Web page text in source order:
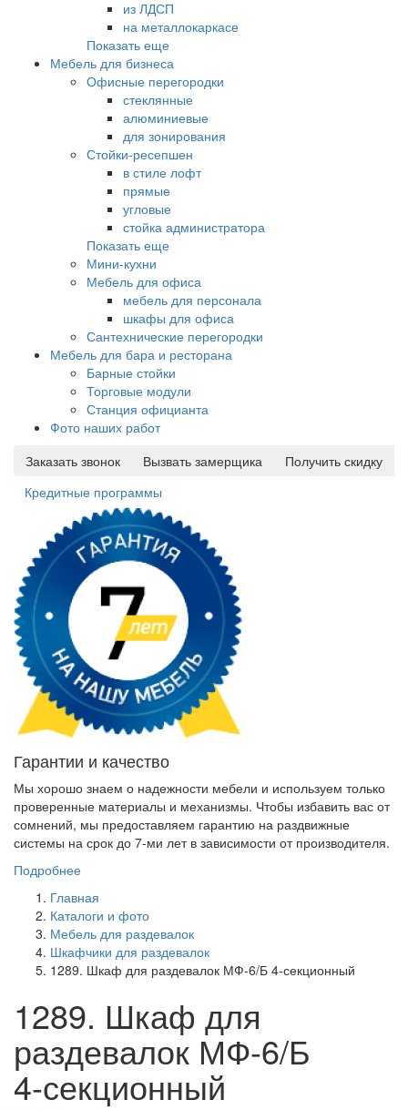
из ЛДСП
на металлокаркасе
Показать еще
Мебель для бизнеса
Офисные перегородки
стеклянные
алюминиевые
для зонирования
Стойки-ресепшен
в стиле лофт
прямые
угловые
стойка администратора
Показать еще
Мини-кухни
Мебель для офиса
мебель для персонала
шкафы для офиса
Сантехнические перегородки
Мебель для бара и ресторана
Барные стойки
Торговые модули
Станция официанта
Фото наших работ
Заказать звонок
Вызвать замерщика
Получить скидку
Кредитные программы
Гарантии и качество
Мы хорошо знаем о надежности мебели и используем только
проверенные материалы и механизмы. Чтобы избавить вас от
сомнений, мы предоставляем гарантию на раздвижные
системы на срок до 7-ми лет в зависимости от производителя.
Подробнее
Главная
Каталоги и фото
Мебель для раздевалок
Шкафчики для раздевалок
1289. Шкаф для раздевалок МФ-6/Б 4-секционный
1289. Шкаф для
раздевалок МФ-6/Б
4-секционный